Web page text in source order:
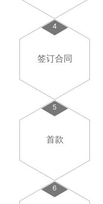
4
签订合同
5
首款
6